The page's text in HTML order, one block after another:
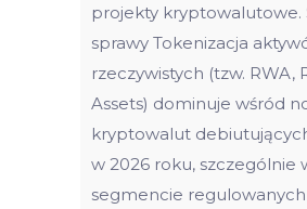
projekty kryptowalutowe.
sprawy Tokenizacja
rzeczywistych (tzw. RWA,
Assets) dominuje wśród
kryptowalut
w 2026 roku, szczególnie
segmencie regulowanych